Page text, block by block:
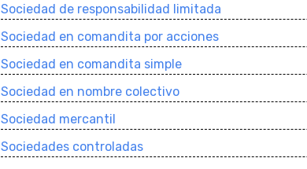
Sociedad de responsabilidad limitada
Sociedad en comandita por acciones
Sociedad en comandita simple
Sociedad en nombre colectivo
Sociedad mercantil
Sociedades controladas